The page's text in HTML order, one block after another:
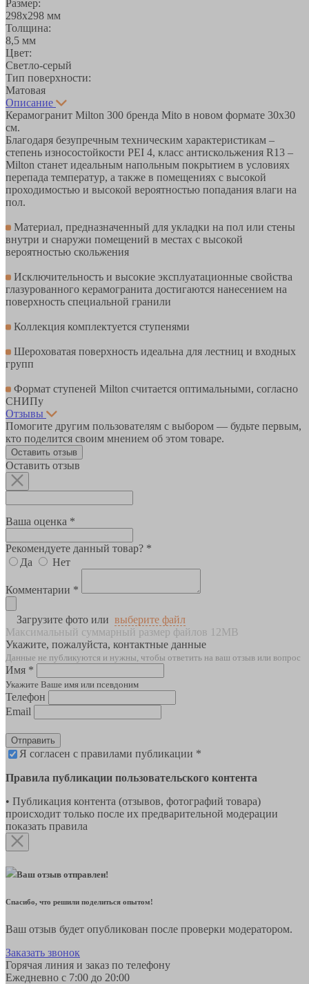
Размер:
298х298 мм
Толщина:
8,5 мм
Цвет:
Светло-серый
Тип поверхности:
Матовая
Описание
Керамогранит Milton 300 бренда Mito в новом формате 30х30
см.
Благодаря безупречным техническим характеристикам –
степень износостойкости PEI 4, класс антискольжения R13 –
Milton станет идеальным напольным покрытием в условиях
перепада температур, а также в помещениях с высокой
проходимостью и высокой вероятностью попадания влаги на
пол.
Материал, предназначенный для укладки на пол или стены
внутри и снаружи помещений в местах с высокой
вероятностью скольжения
Исключительность и высокие эксплуатационные свойства
глазурованного керамогранита достигаются нанесением на
поверхность специальной гранили
Коллекция комплектуется ступенями
Шероховатая поверхность идеальна для лестниц и входных
групп
Формат ступеней Milton считается оптимальными, согласно
СНИПу
Отзывы
Помогите другим пользователям с выбором — будьте первым,
кто поделится своим мнением об этом товаре.
Оставить отзыв
Оставить отзыв
Ваша оценка *
Рекомендуете данный товар? *
Да
Нет
Комментарии *
Загрузите фото или выберите файл
Максимальный суммарный размер файлов 12MB
Укажите, пожалуйста, контактные данные
Данные не публикуются и нужны, чтобы ответить на ваш отзыв или вопрос
Имя *
Укажите Ваше имя или псевдоним
Телефон
Email
Отправить
Я согласен с правилами публикации *
Правила публикации пользовательского контента
• Публикация контента (отзывов, фотографий товара)
происходит только после их предварительной модерации
показать правила
Ваш отзыв отправлен!
Спасибо, что решили поделиться опытом!
Ваш отзыв будет опубликован после проверки модератором.
Заказать звонок
Горячая линия и заказ по телефону
Ежедневно с 7:00 до 20:00